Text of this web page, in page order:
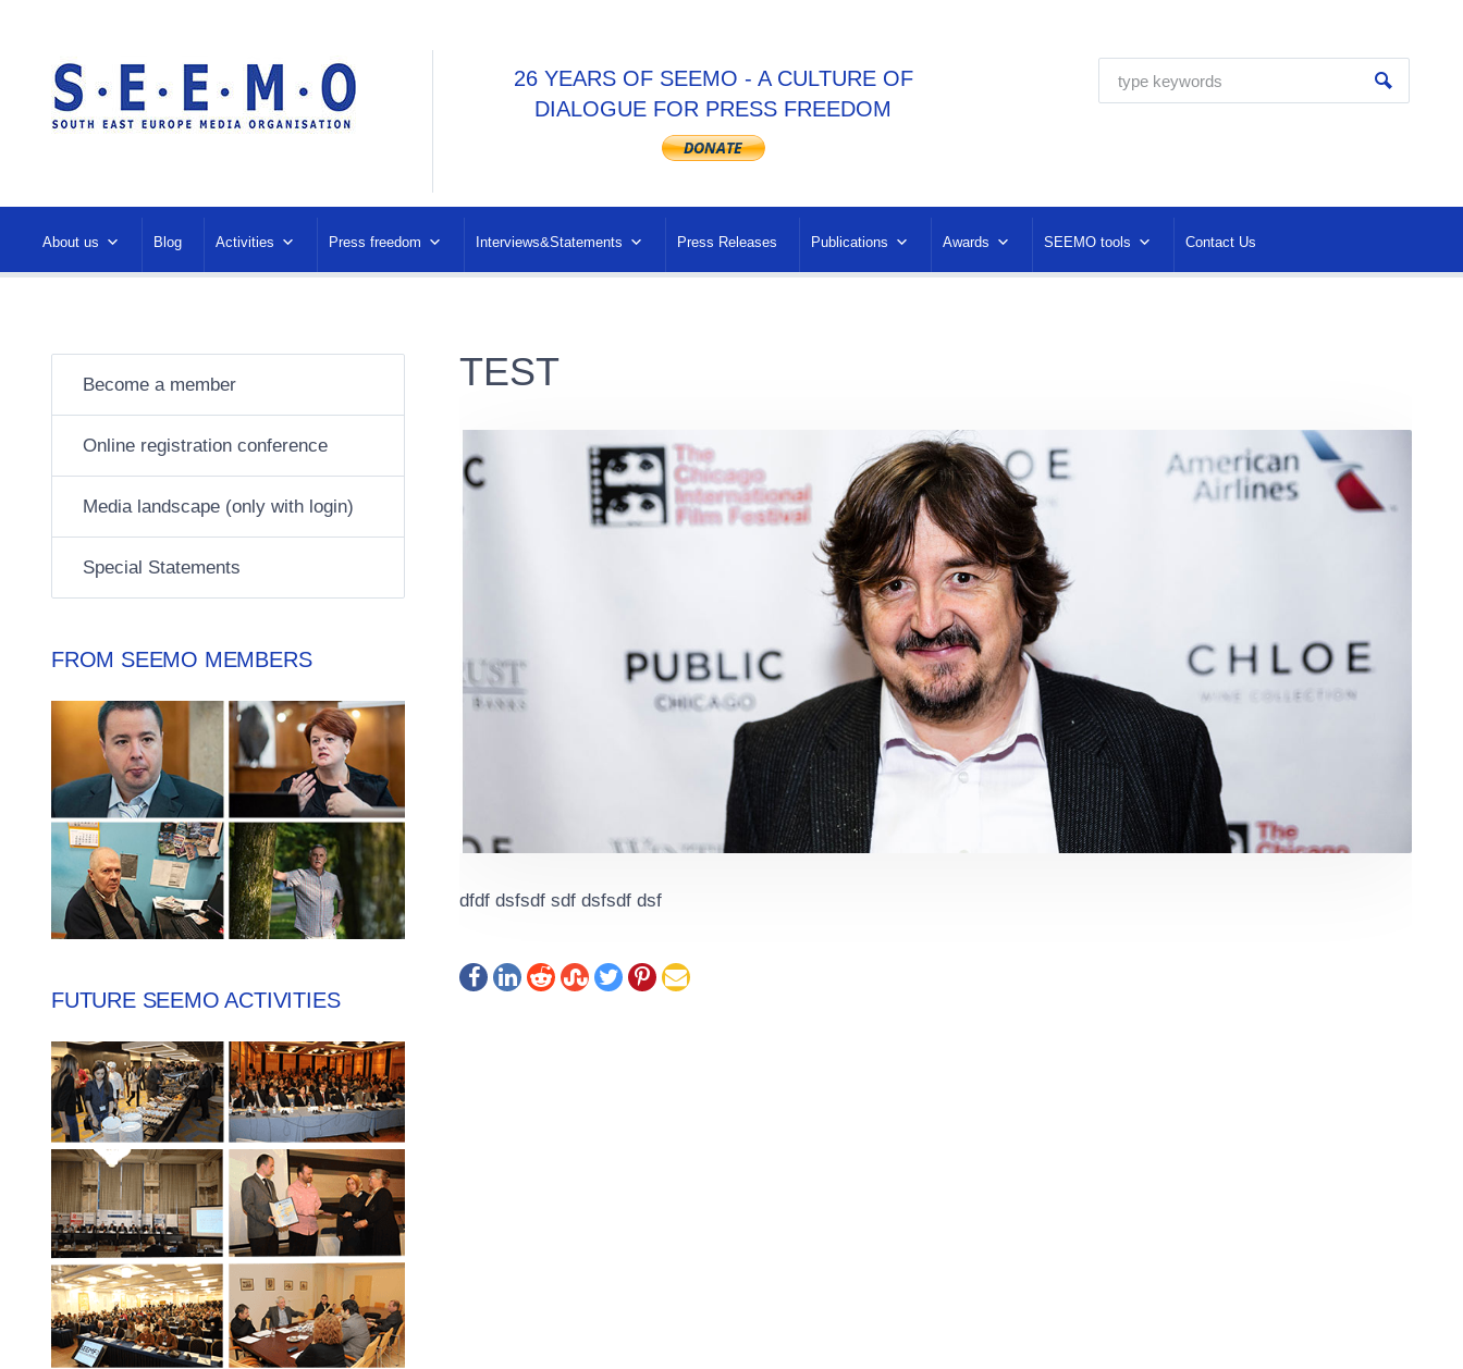
26 YEARS OF SEEMO - A CULTURE OF
DIALOGUE FOR PRESS FREEDOM
About us Blog Activities Press freedom Interviews&Statements Press Releases Publications Awards SEEMO tools Contact Us
TEST
dfdf dsfsdf sdf dsfsdf dsf
Become a member
Online registration conference
Media landscape (only with login)
Special Statements
FROM SEEMO MEMBERS
FUTURE SEEMO ACTIVITIES